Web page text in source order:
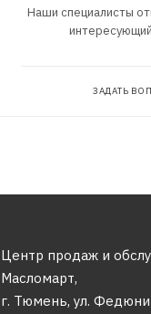
Наши специалисты
ЗАДАТЬ
Центр продаж и
Масломарт,
г. Тюмень, ул.